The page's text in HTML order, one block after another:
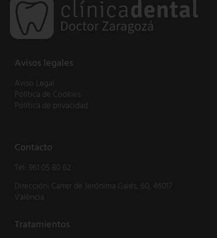
Avisos legales
Aviso Legal
Política de Cookies
Política de privacidad
Contacto
Tel: 961 05 80 62
Dirección: Carrer de Jerónima Galés, 60, 46017
València
Tratamientos